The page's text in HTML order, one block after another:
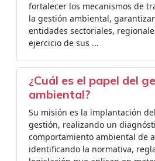
fortalecer los mecanismos de
la gestión ambiental,
entidades sectoriales,
ejercicio de sus ...
¿Cuál es el papel del
ambiental?
Su misión es la implantación
gestión, realizando un
comportamiento ambiental de
identificando la normativa,